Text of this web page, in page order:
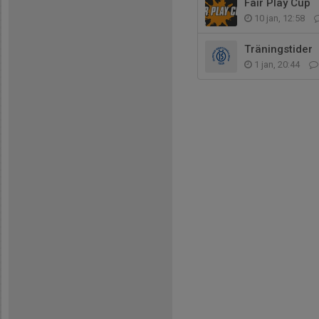
10 jan, 12:58
Träningstider
1 jan, 20:44